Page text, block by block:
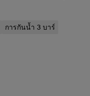
การกันน้ำ 3 บาร์